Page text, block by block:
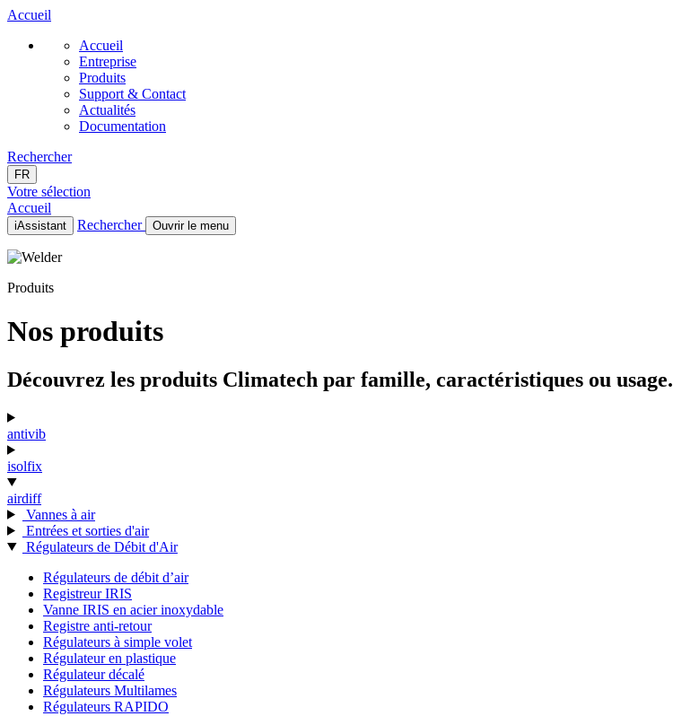
Accueil
Accueil
Entreprise
Produits
Support & Contact
Actualités
Documentation
Rechercher
FR
Votre sélection
Accueil
iAssistant Rechercher Ouvrir le menu
Accueil
Produits
Documentation
Produits
Nos produits
Découvrez les produits Climatech par famille, caractéristiques ou usage.
antivib
isolfix
airdiff
Vannes à air
Entrées et sorties d'air
Régulateurs de Débit d'Air
Régulateurs de débit d’air
Registreur IRIS
Vanne IRIS en acier inoxydable
Registre anti-retour
Régulateurs à simple volet
Régulateur en plastique
Régulateur décalé
Régulateurs Multilames
Régulateurs RAPIDO